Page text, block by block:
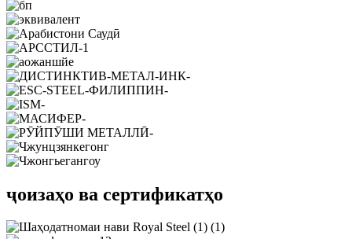
ҷоизаҳо ва сертификатҳо